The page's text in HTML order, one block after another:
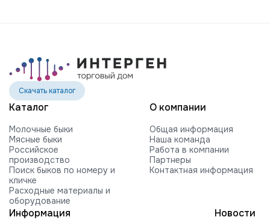
Скачать каталог
Каталог
Молочные быки
Мясные быки
Российское
производство
Поиск быков по номеру и
кличке
Расходные материалы и
оборудование
О компании
Общая информация
Наша команда
Работа в компании
Партнеры
Контактная информация
Информация
Новости